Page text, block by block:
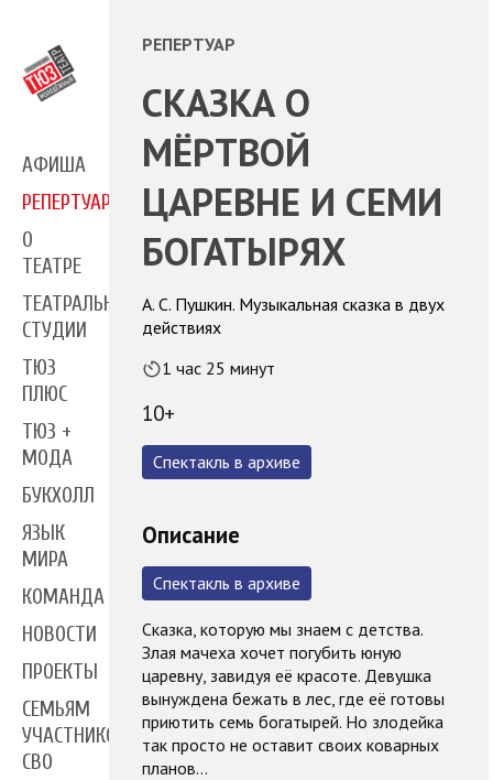
АФИША
РЕПЕРТУАР
О
ТЕАТРЕ
ТЕАТРАЛЬНЫЕ
СТУДИИ
ТЮЗ
ПЛЮС
ТЮЗ +
МОДА
БУКХОЛЛ
ЯЗЫК
МИРА
КОМАНДА
НОВОСТИ
ПРОЕКТЫ
СЕМЬЯМ
УЧАСТНИКОВ
СВО
РЕПЕРТУАР
СКАЗКА О
МЁРТВОЙ
ЦАРЕВНЕ И СЕМИ
БОГАТЫРЯХ
А. С. Пушкин. Музыкальная сказка в двух
действиях
1 час 25 минут
10+
Спектакль в архиве
Описание
Спектакль в архиве
Сказка, которую мы знаем с детства.
Злая мачеха хочет погубить юную
царевну, завидуя её красоте. Девушка
вынуждена бежать в лес, где её готовы
приютить семь богатырей. Но злодейка
так просто не оставит своих коварных
планов…